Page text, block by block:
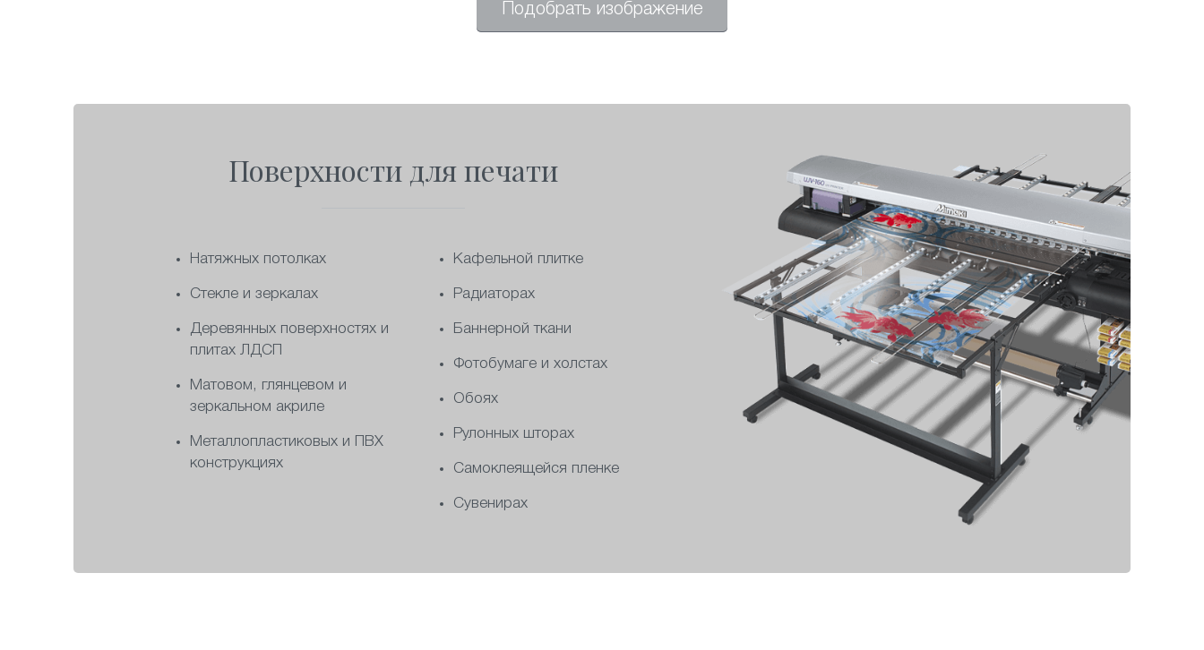
Подобрать изображение
Поверхности для печати
Натяжных потолках
Стекле и зеркалах
Деревянных поверхностях и
плитах ЛДСП
Матовом, глянцевом и
зеркальном акриле
Металлопластиковых и ПВХ
конструкциях
Кафельной плитке
Радиаторах
Баннерной ткани
Фотобумаге и холстах
Обоях
Рулонных шторах
Самоклеящейся пленке
Сувенирах